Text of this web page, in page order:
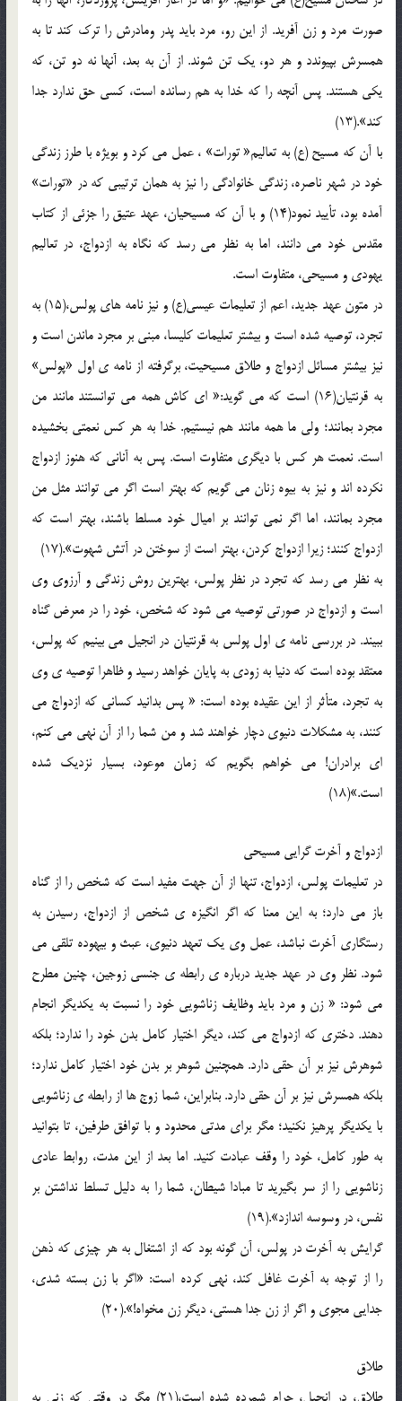
صورت مرد و زن آفريد. از اين رو، مرد بايد پدر ومادرش را ترک کند تا به
همسرش بپيوندد و هر دو، يک تن شوند. از آن به بعد، آنها نه دو تن، که
يکي هستند. پس آنچه را که خدا به هم رسانده است، کسي حق ندارد جدا
کند».(13)
با آن که مسيح (ع) به تعاليم« تورات» ، عمل مي کرد و بويژه با طرز زندگي
خود در شهر ناصره، زندگي خانوادگي را نيز به همان ترتيبي که در «تورات»
آمده بود، تأييد نمود(14) و با آن که مسيحيان، عهد عتيق را جزئي از کتاب
مقدس خود مي دانند، اما به نظر مي رسد که نگاه به ازدواج، در تعاليم
يهودي و مسيحي، متفاوت است.
در متون عهد جديد، اعم از تعليمات عيسي(ع) و نيز نامه هاي پولس،(15) به
تجرد، توصيه شده است و بيشتر تعليمات کليسا، مبني بر مجرد ماندن است و
نيز بيشتر مسائل ازدواج و طلاق مسيحيت، برگرفته از نامه ي اول «پولس»
به قرنتيان(16) است که مي گويد:« اي کاش همه مي توانستند مانند من
مجرد بمانند؛ ولي ما همه مانند هم نيستيم. خدا به هر کس نعمتي بخشيده
است. نعمت هر کس با ديگري متفاوت است. پس به آناني که هنوز ازدواج
نکرده اند و نيز به بيوه زنان مي گويم که بهتر است اگر مي توانند مثل من
مجرد بمانند، اما اگر نمي توانند بر اميال خود مسلط باشند، بهتر است که
ازدواج کنند؛ زيرا ازدواج کردن، بهتر است از سوختن در آتش شهوت».(17)
به نظر مي رسد که تجرد در نظر پولس، بهترين روش زندگي و آرزوي وي
است و ازدواج در صورتي توصيه مي شود که شخص، خود را در معرض گناه
ببيند. در بررسي نامه ي اول پولس به قرنتيان در انجيل مي بينيم که پولس،
معتقد بوده است که دنيا به زودي به پايان خواهد رسيد و ظاهرا توصيه ي وي
به تجرد، متأثر از اين عقيده بوده است: « پس بدانيد کساني که ازدواج مي
کنند، به مشکلات دنيوي دچار خواهند شد و من شما را از آن نهي مي کنم،
اي برادران! مي خواهم بگويم که زمان موعود، بسيار نزديک شده
است.»(18)
ازدواج و آخرت گرايي مسيحي
در تعليمات پولس، ازدواج، تنها از آن جهت مفيد است که شخص را از گناه
باز مي دارد؛ به اين معنا که اگر انگيزه ي شخص از ازدواج، رسيدن به
رستگاري آخرت نباشد، عمل وي يک تعهد دنيوي، عبث و بيهوده تلقي مي
شود. نظر وي در عهد جديد درباره ي رابطه ي جنسي زوجين، چنين مطرح
مي شود: « زن و مرد بايد وظايف زناشويي خود را نسبت به يکديگر انجام
دهند. دختري که ازدواج مي کند، ديگر اختيار کامل بدن خود را ندارد؛ بلکه
شوهرش نيز بر آن حقي دارد. همچنين شوهر بر بدن خود اختيار کامل ندارد؛
بلکه همسرش نيز بر آن حقي دارد. بنابراين، شما زوج ها از رابطه ي زناشويي
با يکديگر پرهيز نکنيد؛ مگر براي مدتي محدود و با توافق طرفين، تا بتوانيد
به طور کامل، خود را وقف عبادت کنيد. اما بعد از اين مدت، روابط عادي
زناشويي را از سر بگيريد تا مبادا شيطان، شما را به دليل تسلط نداشتن بر
نفس، در وسوسه اندازد».(19)
گرايش به آخرت در پولس، آن گونه بود که از اشتغال به هر چيزي که ذهن
را از توجه به آخرت غافل کند، نهي کرده است: «اگر با زن بسته شدي،
جدايي مجوي و اگر از زن جدا هستي، ديگر زن مخواه!».(20)
طلاق